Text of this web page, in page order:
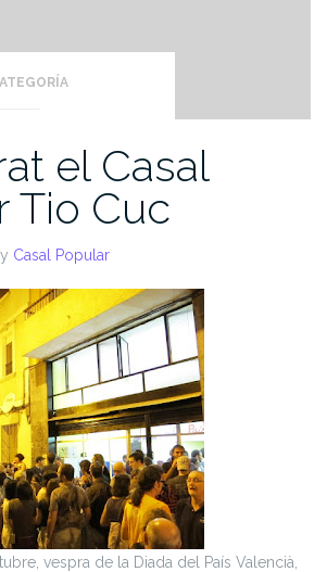
el Casal
Tio Cuc
Casal Popular
vespra de la Diada del País Valencià,